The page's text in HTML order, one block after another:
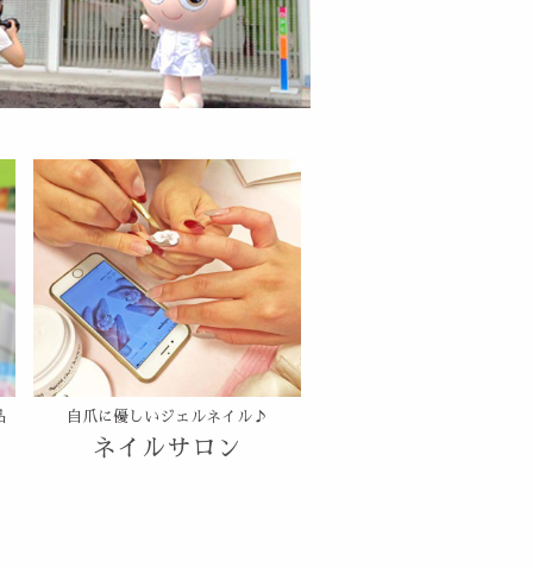
自爪に優しいジェルネイル♪
ネイルサロン